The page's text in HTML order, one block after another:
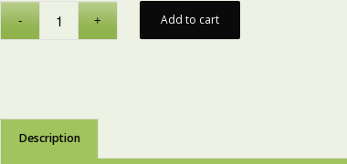
Add to cart
Description